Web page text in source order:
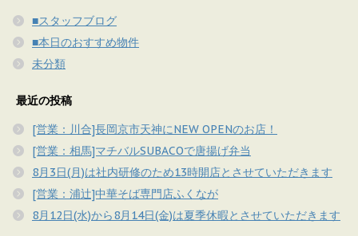
■スタッフブログ
■本日のおすすめ物件
未分類
最近の投稿
[営業：川合]長岡京市天神にNEW OPENのお店！
[営業：相馬]マチバルSUBACOで唐揚げ弁当
8月3日(月)は社内研修のため13時開店とさせていただきます
[営業：浦辻]中華そば専門店ふくなが
8月12日(水)から8月14日(金)は夏季休暇とさせていただきます